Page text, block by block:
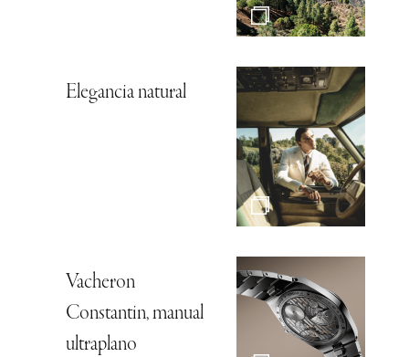
Elegancia natural
Vacheron
Constantin, manual
ultraplano